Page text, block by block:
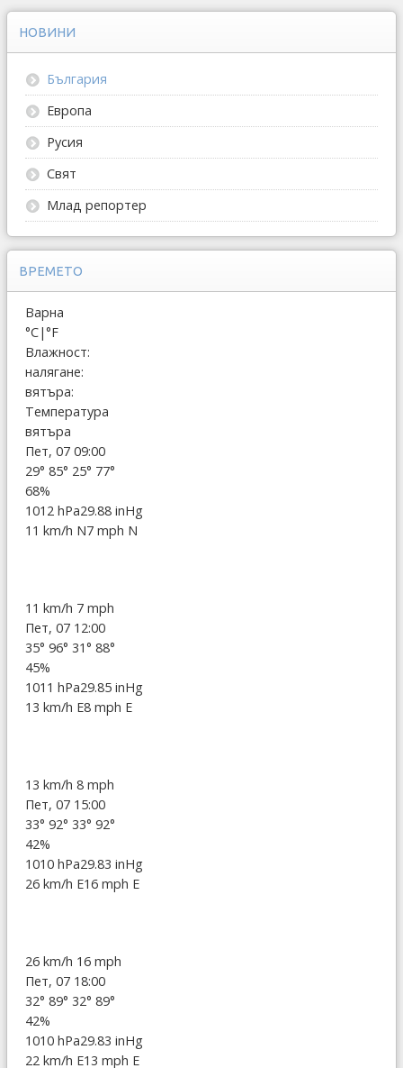
НОВИНИ
България
Европа
Русия
Свят
Млад репортер
ВРЕМЕТО
Варна
°C|°F
Влажност:
налягане:
вятъра:
Температура
вятъра
Пет, 07 09:00
29° 85° 25° 77°
68%
1012 hPa29.88 inHg
11 km/h N7 mph N
11 km/h 7 mph
Пет, 07 12:00
35° 96° 31° 88°
45%
1011 hPa29.85 inHg
13 km/h E8 mph E
13 km/h 8 mph
Пет, 07 15:00
33° 92° 33° 92°
42%
1010 hPa29.83 inHg
26 km/h E16 mph E
26 km/h 16 mph
Пет, 07 18:00
32° 89° 32° 89°
42%
1010 hPa29.83 inHg
22 km/h E13 mph E